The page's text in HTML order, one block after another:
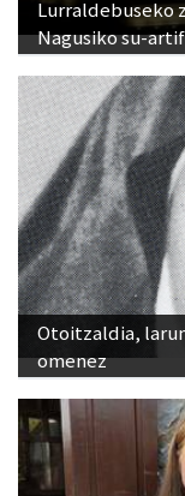
Otoitzaldia,
omenez